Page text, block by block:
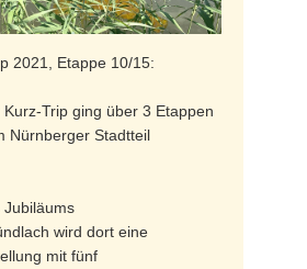
2021, Etappe 10/15:
Trip ging über 3 Etappen
Nürnberger Stadtteil
Jubiläums
wird dort eine
mit fünf